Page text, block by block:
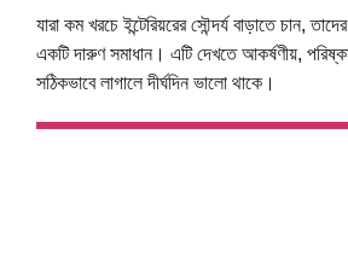
যারা কম খরচে ইন্টেরিয়রের সৌন্দর্য বাড়াতে চান,
একটি দারুণ সমাধান। এটি দেখতে আকর্ষণীয়,
সঠিকভাবে লাগালে দীর্ঘদিন ভালো থাকে।